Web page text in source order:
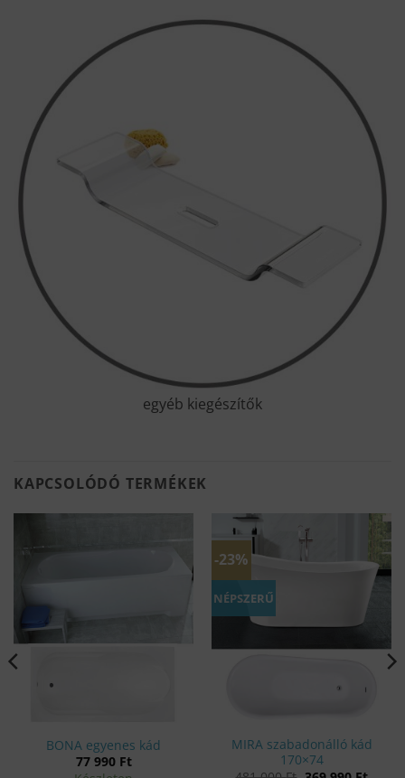
egyéb kiegészítők
KAPCSOLÓDÓ TERMÉKEK
BONA egyenes kád
77 990 Ft
-23%
NÉPSZERŰ
MIRA szabadonálló kád
170×74